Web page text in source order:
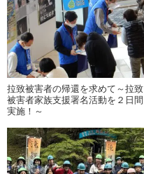
拉致被害者の帰還を求めて～拉致
被害者家族支援署名活動を２日間
実施！～